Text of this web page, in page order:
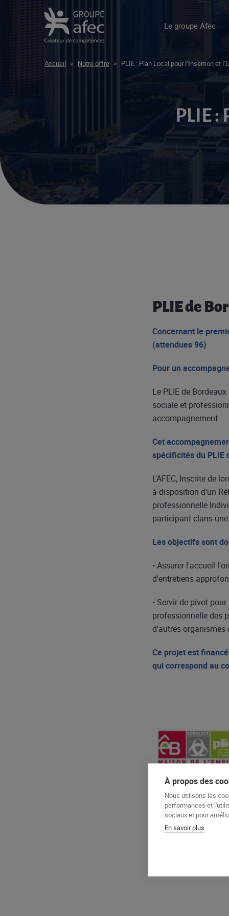
Le groupe Afec
Accueil > Notre offre > PLIE : Plan Local pour l’Insertion et
PLIE :
PLIE de
Concernant le
(attendues 96)
Pour un
Le PLIE de
sociale et
accompagnement
Cet
spécificités du PLIE
L’AFEC, Inscrite de
à disposition d'un
professionnelle
participant clans
Les objectifs sont
• Assurer l'accueil
d'entretiens
• Servir de pivot
professionnelle des
d'autres organismes
Ce projet est
qui correspond au
À propos des
Nous utilisons les
performances et
sociaux et pour
En savoir plus